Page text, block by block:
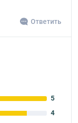
Ответить
5
4